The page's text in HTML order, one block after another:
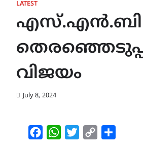
LATEST
വിജയം
July 8, 2024
FacebookWhatsAppTwitterCopy